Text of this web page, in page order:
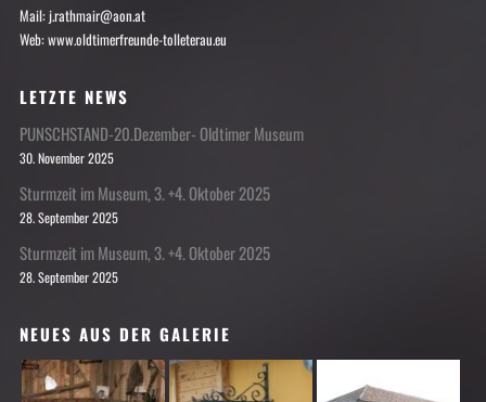
Mail: j.rathmair@aon.at
Web: www.oldtimerfreunde-tolleterau.eu
LETZTE NEWS
PUNSCHSTAND-20.Dezember- Oldtimer Museum
30. November 2025
Sturmzeit im Museum, 3. +4. Oktober 2025
28. September 2025
Sturmzeit im Museum, 3. +4. Oktober 2025
28. September 2025
NEUES AUS DER GALERIE